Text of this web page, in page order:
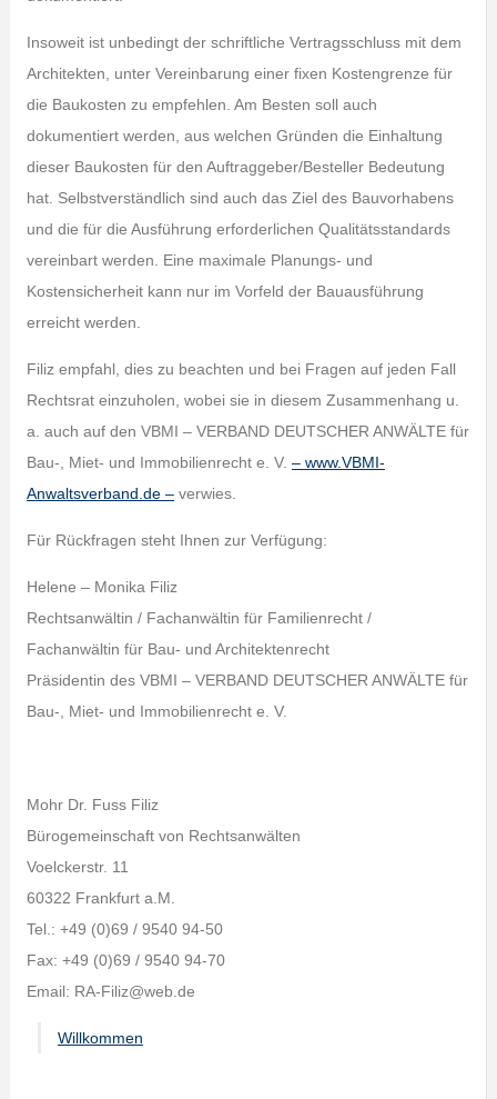
Insoweit ist unbedingt der schriftliche Vertragsschluss mit dem
Architekten, unter Vereinbarung einer fixen Kostengrenze für
die Baukosten zu empfehlen. Am Besten soll auch
dokumentiert werden, aus welchen Gründen die Einhaltung
dieser Baukosten für den Auftraggeber/Besteller Bedeutung
hat. Selbstverständlich sind auch das Ziel des Bauvorhabens
und die für die Ausführung erforderlichen Qualitätsstandards
vereinbart werden. Eine maximale Planungs- und
Kostensicherheit kann nur im Vorfeld der Bauausführung
erreicht werden.
Filiz empfahl, dies zu beachten und bei Fragen auf jeden Fall
Rechtsrat einzuholen, wobei sie in diesem Zusammenhang u.
a. auch auf den VBMI – VERBAND DEUTSCHER ANWÄLTE für
Bau-, Miet- und Immobilienrecht e. V. – www.VBMI-
Anwaltsverband.de –verwies.
Für Rückfragen steht Ihnen zur Verfügung:
Helene – Monika Filiz
Rechtsanwältin / Fachanwältin für Familienrecht /
Fachanwältin für Bau- und Architektenrecht
Präsidentin des VBMI – VERBAND DEUTSCHER ANWÄLTE für
Bau-, Miet- und Immobilienrecht e. V.
Mohr Dr. Fuss Filiz
Bürogemeinschaft von Rechtsanwälten
Voelckerstr. 11
60322 Frankfurt a.M.
Tel.: +49 (0)69 / 9540 94-50
Fax: +49 (0)69 / 9540 94-70
Email: RA-Filiz@web.de
Willkommen